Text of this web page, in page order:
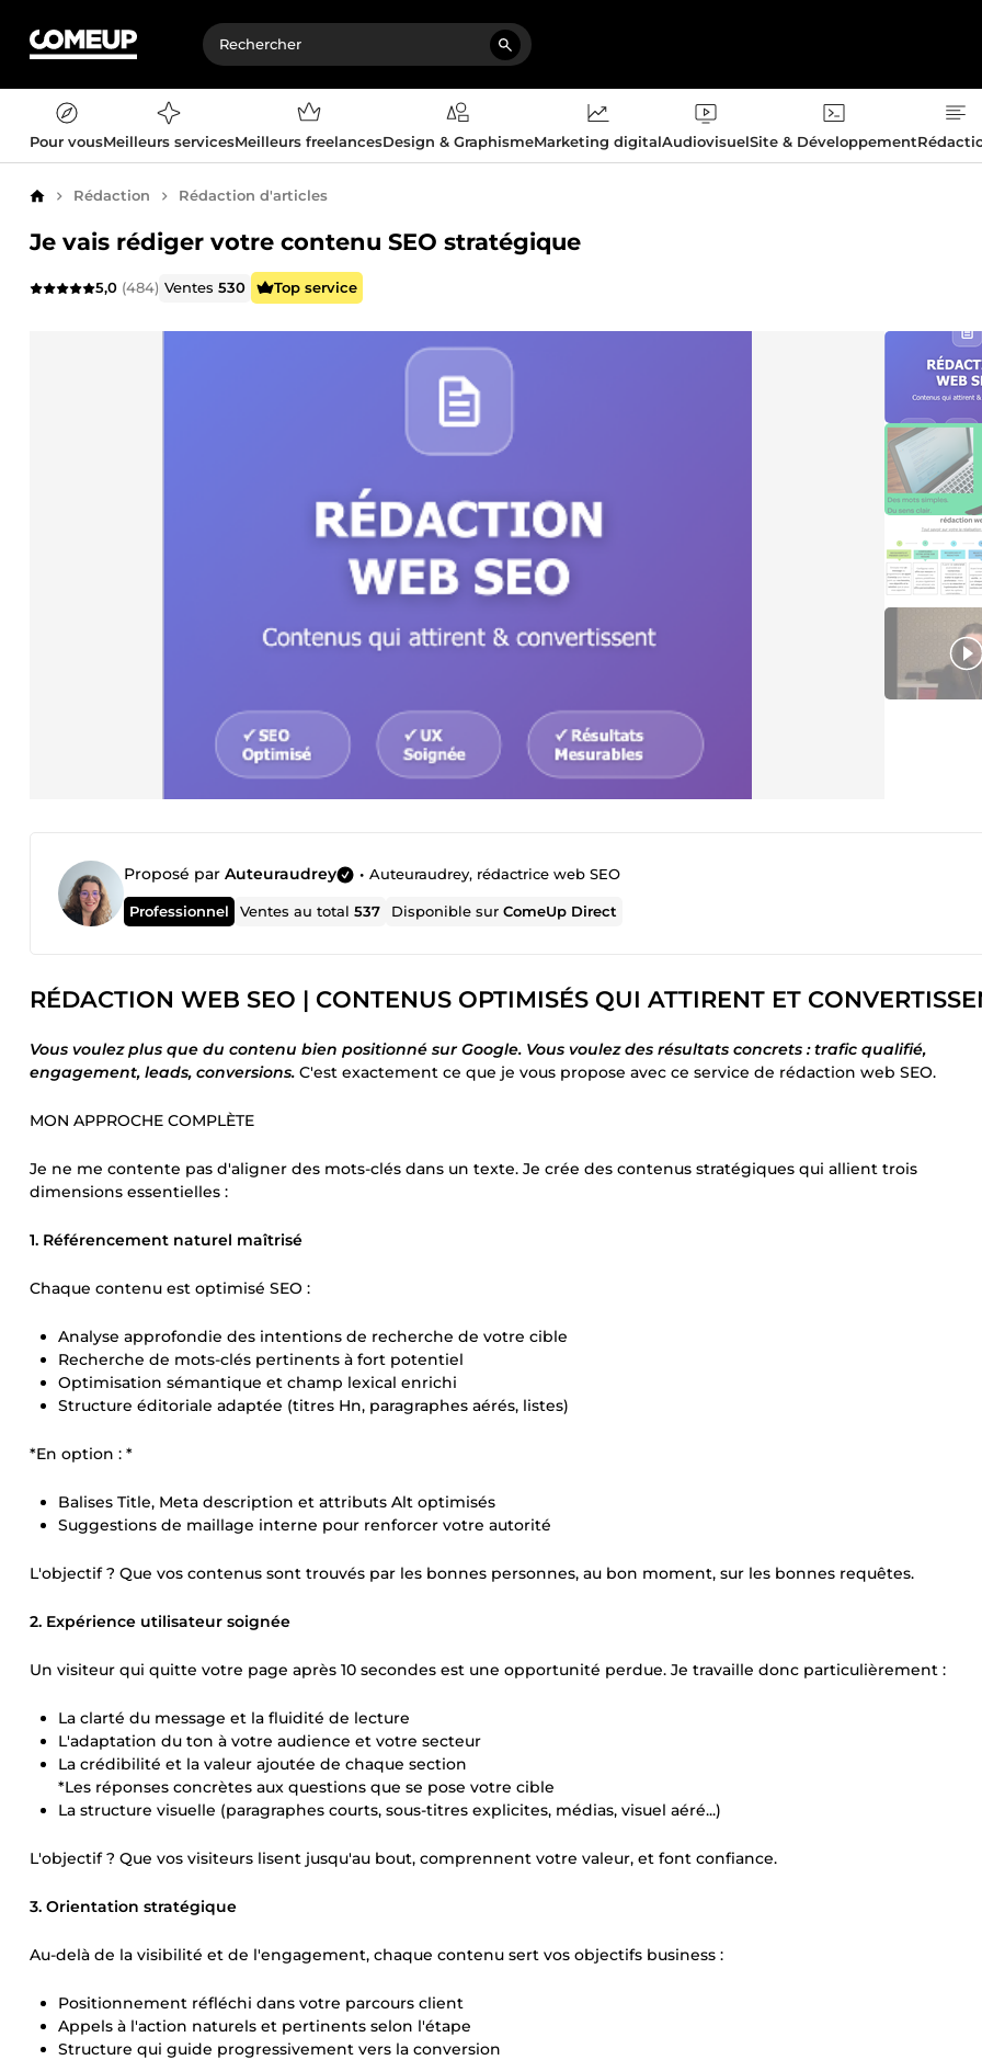
Pour vousMeilleurs servicesMeilleurs freelancesDesign & GraphismeMarketing digitalAudiovisuelSite & Développement
AccueilRédaction Rédaction d'articles
Je vais rédiger votre contenu SEO stratégique
5,0 (484) Ventes530 Top service
Proposé par Auteuraudrey • Auteuraudrey, rédactrice web SEO
Professionnel Ventes au total537 Disponible surComeUp Direct
RÉDACTION WEB SEO | CONTENUS OPTIMISÉS QUI ATTIRENT ET
Vous voulez plus que du contenu bien positionné sur Google. Vous voulez des résultats concrets : trafic qualifié,
engagement, leads, conversions. C'est exactement ce que je vous propose avec ce service de rédaction web SEO.
MON APPROCHE COMPLÈTE
Je ne me contente pas d'aligner des mots-clés dans un texte. Je crée des contenus stratégiques qui allient trois
dimensions essentielles :
1. Référencement naturel maîtrisé
Chaque contenu est optimisé SEO :
Analyse approfondie des intentions de recherche de votre cible
Recherche de mots-clés pertinents à fort potentiel
Optimisation sémantique et champ lexical enrichi
Structure éditoriale adaptée (titres Hn, paragraphes aérés, listes)
*En option : *
Balises Title, Meta description et attributs Alt optimisés
Suggestions de maillage interne pour renforcer votre autorité
L'objectif ? Que vos contenus sont trouvés par les bonnes personnes, au bon moment, sur les bonnes requêtes.
2. Expérience utilisateur soignée
Un visiteur qui quitte votre page après 10 secondes est une opportunité perdue. Je travaille donc particulièrement :
La clarté du message et la fluidité de lecture
L'adaptation du ton à votre audience et votre secteur
La crédibilité et la valeur ajoutée de chaque section
*Les réponses concrètes aux questions que se pose votre cible
La structure visuelle (paragraphes courts, sous-titres explicites, médias, visuel aéré...)
L'objectif ? Que vos visiteurs lisent jusqu'au bout, comprennent votre valeur, et font confiance.
3. Orientation stratégique
Au-delà de la visibilité et de l'engagement, chaque contenu sert vos objectifs business :
Positionnement réfléchi dans votre parcours client
Appels à l'action naturels et pertinents selon l'étape
Structure qui guide progressivement vers la conversion